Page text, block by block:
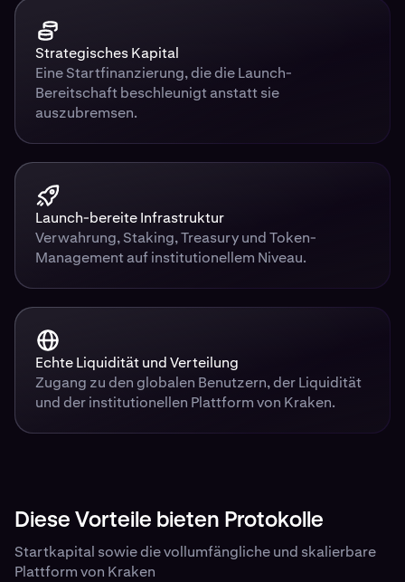
Strategisches Kapital
Eine Startfinanzierung, die die Launch-
Bereitschaft beschleunigt anstatt sie
auszubremsen.
Launch-bereite Infrastruktur
Verwahrung, Staking, Treasury und Token-
Management auf institutionellem Niveau.
Echte Liquidität und Verteilung
Zugang zu den globalen Benutzern, der Liquidität
und der institutionellen Plattform von Kraken.
Diese Vorteile bieten Protokolle
Startkapital sowie die vollumfängliche und skalierbare
Plattform von Kraken